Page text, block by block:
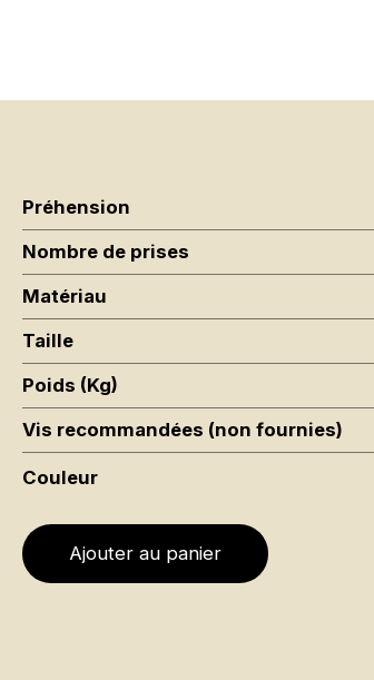
Préhension
Nombre de prises
Matériau
Taille
Poids (Kg)
Vis recommandées (non fournies)
Couleur
Ajouter au panier